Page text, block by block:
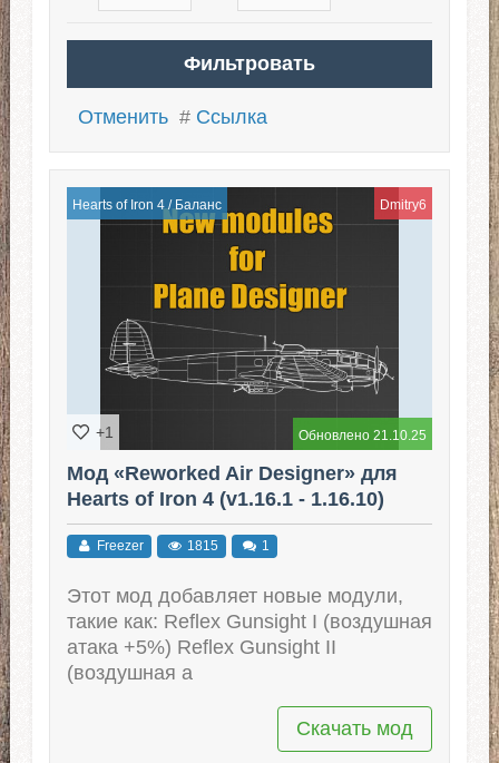
Отменить # Ссылка
Hearts of Iron 4/ Баланс Dmitry6
Обновлено 21.10.25
+1
Мод «Reworked Air Designer» для
Hearts of Iron 4 (v1.16.1 - 1.16.10)
Freezer 1815 1
Этот мод добавляет новые модули,
такие как: Reflex Gunsight I (воздушная
атака +5%) Reflex Gunsight II
(воздушная а
Скачать мод